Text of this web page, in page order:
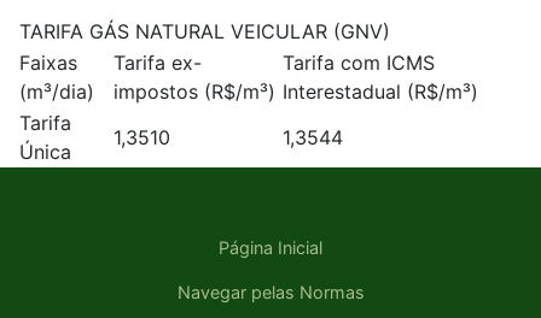
TARIFA GÁS NATURAL VEICULAR (GNV)
Faixas
(m³/dia)
Tarifa ex-
impostos (R$/m³)
Tarifa com ICMS
Interestadual (R$/m³)
Tarifa
Única
1,3510 1,3544
Página Inicial
Navegar pelas Normas